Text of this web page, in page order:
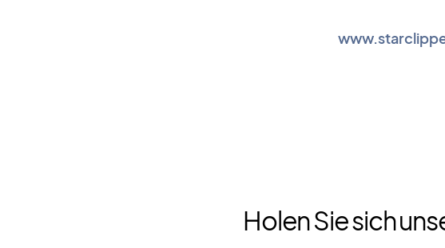
Holen Sie sich